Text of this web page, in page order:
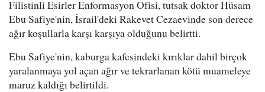
Filistinli Esirler Enformasyon Ofisi, tutsak doktor Hüsam
Ebu Safiye'nin, İsrail'deki Rakevet Cezaevinde son derece
ağır koşullarla karşı karşıya olduğunu belirtti.
Ebu Safiye'nin, kaburga kafesindeki kırıklar dahil birçok
yaralanmaya yol açan ağır ve tekrarlanan kötü muameleye
maruz kaldığı belirtildi.